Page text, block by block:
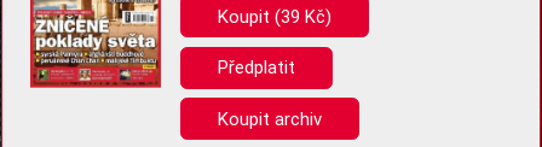
Pro základní fungování webu nepotřebujeme ukládat žádné informace
(tzv. cookies apod.). Rádi bychom vás ale požádali o souhlas s
uložením volitelných informací:
Anonymní unikátní ID
Díky němu příště poznáme, že se jedná o stejné zařízení, a
Koupit (39 Kč)
Předplatit
Koupit archiv